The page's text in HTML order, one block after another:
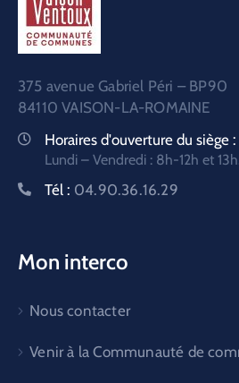
375 avenue Gabriel Péri – BP90
84110 VAISON-LA-ROMAINE
Horaires d'ouverture du siège :
Lundi – Vendredi : 8h-12h et
Tél : 04.90.36.16.29
Mon interco
Nous contacter
Venir à la Communauté de